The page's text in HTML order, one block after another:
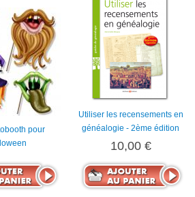
pour
Utiliser les recensements en
généalogie - 2ème édition
10,00 €